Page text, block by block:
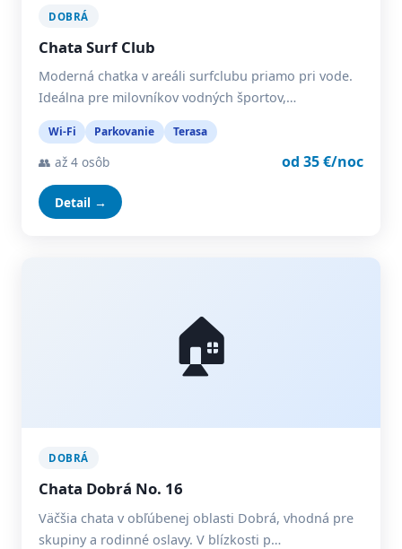
DOBRÁ
Chata Surf Club
Moderná chatka v areáli surfclubu priamo pri vode.
Ideálna pre milovníkov vodných športov,…
Wi-Fi Parkovanie Terasa
👥 až 4 osôb od 35 €/noc
Detail →
🏠
DOBRÁ
Chata Dobrá No. 16
Väčšia chata v obľúbenej oblasti Dobrá, vhodná pre
skupiny a rodinné oslavy. V blízkosti p…